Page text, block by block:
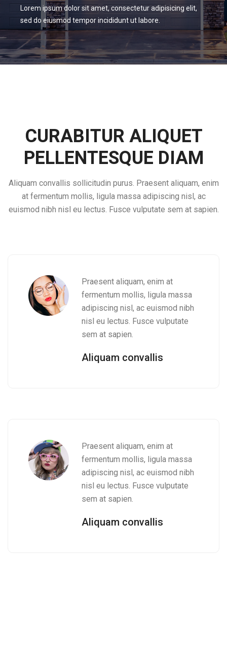
Lorem ipsum dolor sit amet, consectetur adipisicing elit,
sed do eiusmod tempor incididunt ut labore.
CURABITUR ALIQUET
PELLENTESQUE DIAM
Aliquam convallis sollicitudin purus. Praesent aliquam, enim
at fermentum mollis, ligula massa adipiscing nisl, ac
euismod nibh nisl eu lectus. Fusce vulputate sem at sapien.
Praesent aliquam, enim at
fermentum mollis, ligula massa
adipiscing nisl, ac euismod nibh
nisl eu lectus. Fusce vulputate
sem at sapien.
Aliquam convallis
Praesent aliquam, enim at
fermentum mollis, ligula massa
adipiscing nisl, ac euismod nibh
nisl eu lectus. Fusce vulputate
sem at sapien.
Aliquam convallis